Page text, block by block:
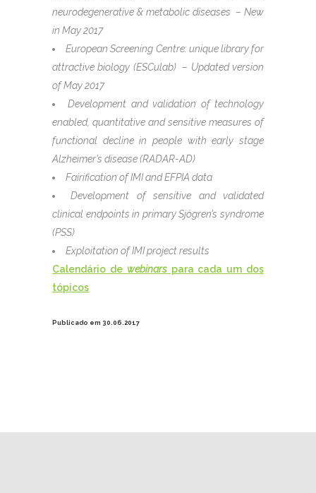
neurodegenerative & metabolic diseases – New
in May 2017
European Screening Centre: unique library for
attractive biology (ESCulab) – Updated version
of May 2017
Development and validation of technology
enabled, quantitative and sensitive measures of
functional decline in people with early stage
Alzheimer’s disease (RADAR-AD)
Fairification of IMI and EFPIA data
Development of sensitive and validated
clinical endpoints in primary Sjögren’s syndrome
(PSS)
Exploitation of IMI project results
Calendário de webinarspara cada um dos
tópicos
Publicado em 30.06.2017